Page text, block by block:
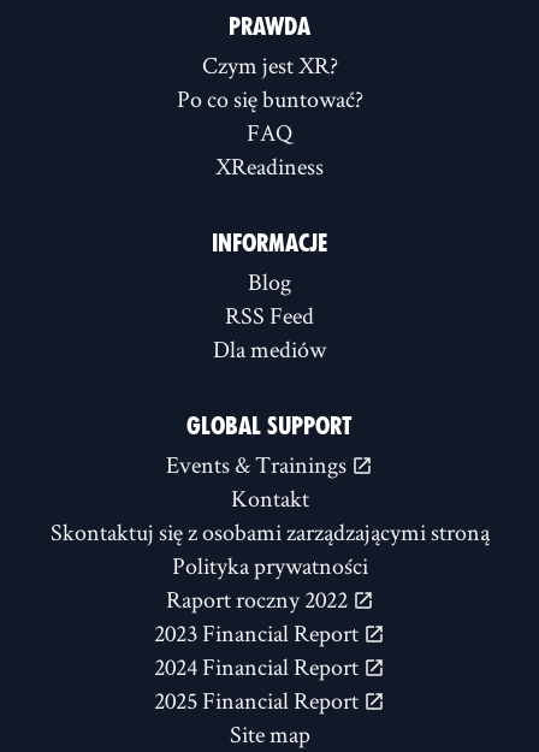
PRAWDA
Czym jest XR?
Po co się buntować?
FAQ
XReadiness
INFORMACJE
Blog
RSS Feed
Dla mediów
GLOBAL SUPPORT
Events & Trainings
Kontakt
Skontaktuj się z osobami zarządzającymi stroną
Polityka prywatności
Raport roczny 2022
2023 Financial Report
2024 Financial Report
2025 Financial Report
Site map